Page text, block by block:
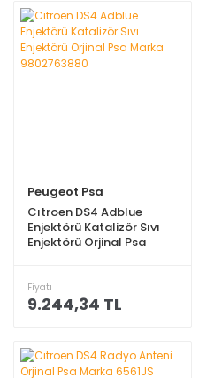
Peugeot Psa
Cıtroen DS4 Adblue
Enjektörü Katalizör Sıvı
Enjektörü Orjinal Psa
Fiyatı
9.244,34 TL